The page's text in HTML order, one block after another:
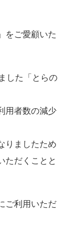
をご愛顧いた
した「とらの
用者数の減少
りましたため
ただくことと
ご利用いただ